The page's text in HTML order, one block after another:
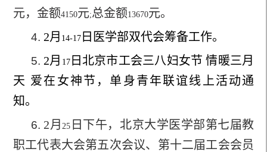
元，金额4150元;总金额13670元。
4. 2月 14-17日医学部双代会筹备工作。
5. 2月 17日 北京市工会三八妇女节 情暖三月
天 爱在女神节，单身青年联谊线上活动通
知。
6. 2月 25 日下午，北京大学医学部第七届教
职工代表大会第五次会议、第十二届工会会员